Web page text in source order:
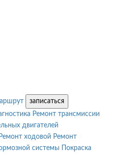
записаться
Ремонт трансмиссии
двигателей
Ремонт ходовой Ремонт
системы
Покраска